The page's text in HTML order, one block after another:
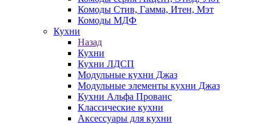
Комоды Стив, Гамма, Итен, Мэт
Комоды МДФ
Кухни
Назад
Кухни
Кухни ЛДСП
Модульные кухни Джаз
Модульные элементы кухни Джаз
Кухни Альфа Прованс
Классические кухни
Аксессуары для кухни